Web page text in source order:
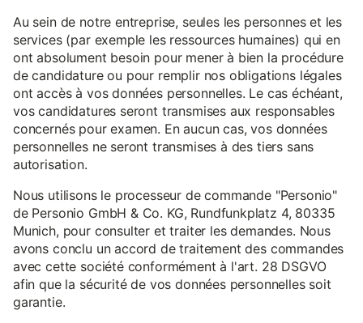
Au sein de notre entreprise, seules les personnes et les
services (par exemple les ressources humaines) qui en
ont absolument besoin pour mener à bien la procédure
de candidature ou pour remplir nos obligations légales
ont accès à vos données personnelles. Le cas échéant,
vos candidatures seront transmises aux responsables
concernés pour examen. En aucun cas, vos données
personnelles ne seront transmises à des tiers sans
autorisation.
Nous utilisons le processeur de commande "Personio"
de Personio GmbH & Co. KG, Rundfunkplatz 4, 80335
Munich, pour consulter et traiter les demandes. Nous
avons conclu un accord de traitement des commandes
avec cette société conformément à l'art. 28 DSGVO
afin que la sécurité de vos données personnelles soit
garantie.